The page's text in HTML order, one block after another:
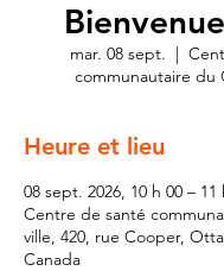
mar. 08 sept.
  |
communautaire du
Heure et lieu
08 sept. 2026, 10 h 00 – 11
Centre de santé
ville, 420, rue Cooper,
Canada